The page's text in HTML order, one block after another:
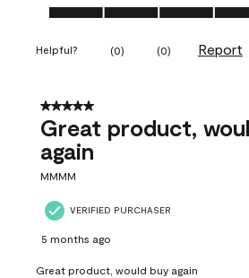
Ease of Application, 5.0 out of 5
Helpful? (0) (0) Report
5 out of 5 stars.
Great product,
again
MMMM
VERIFIED PURCHASER
5 months ago
Great product, would buy again